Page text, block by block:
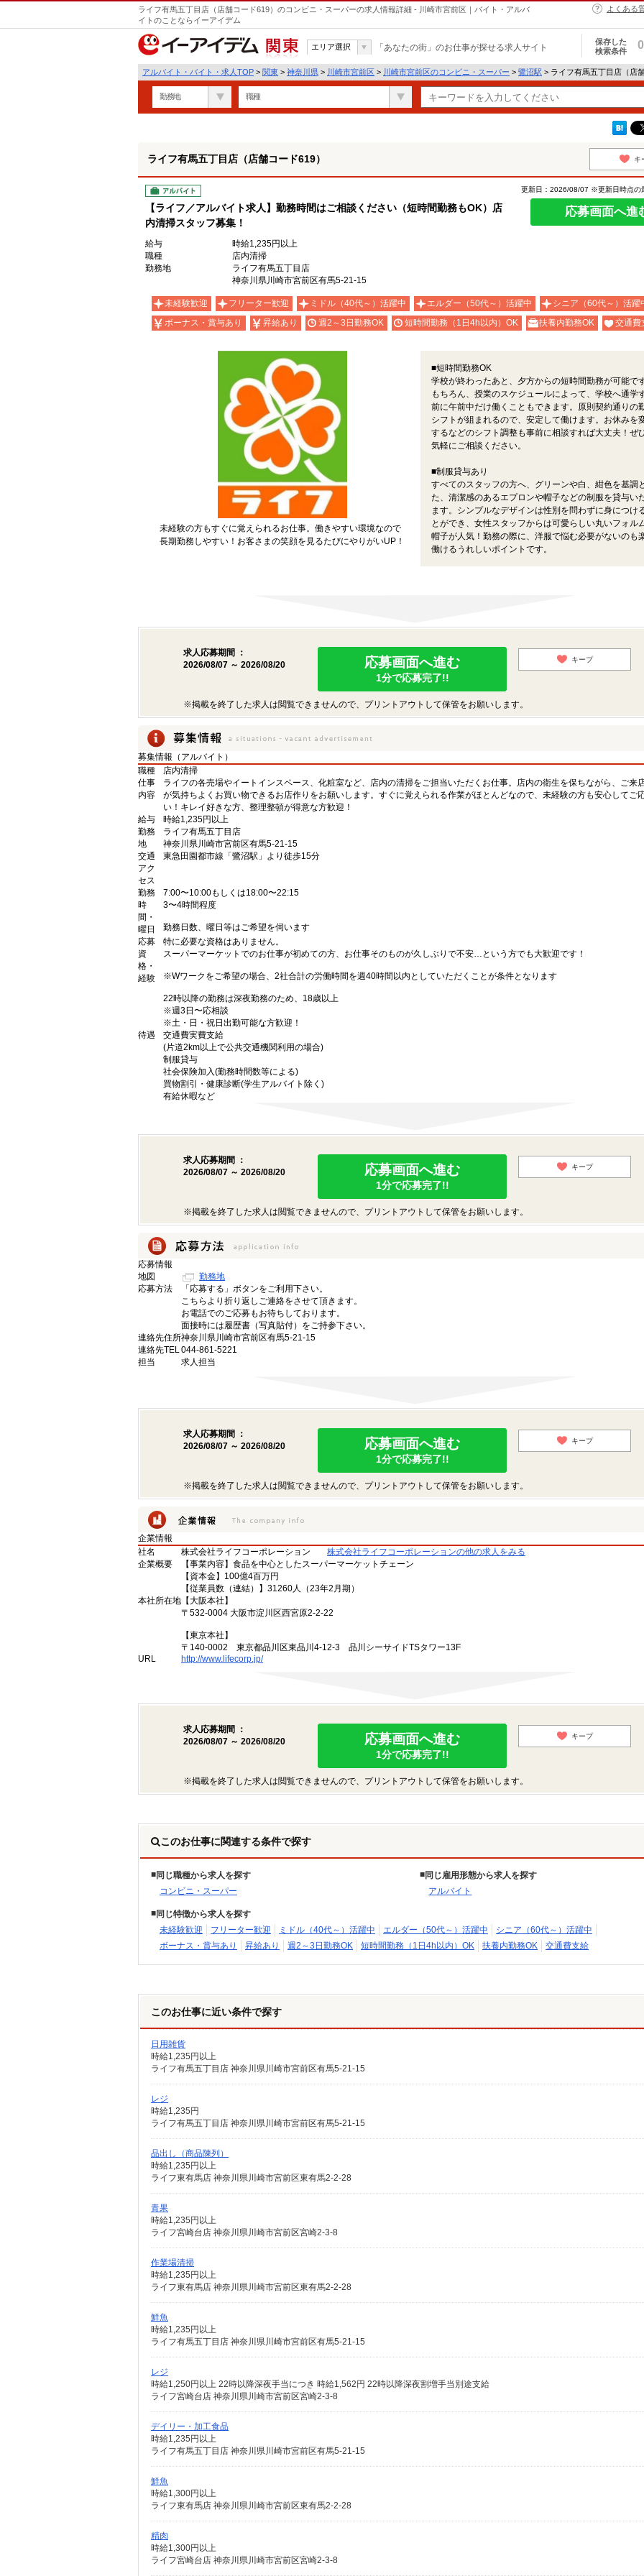
ライフ有馬五丁目店（店舗コード619）のコンビニ・スーパーの求人情報詳細 - 川崎市宮前区｜バイト・アルバ
イトのことならイーアイデム
よくある
関東
エリア選択 「あなたの街」のお仕事が探せる求人サイト
保存した
検索条件
0
アルバイト・バイト・求人TOP > 関東 > 神奈川県 > 川崎市宮前区 > 川崎市宮前区のコンビニ・スーパー > 鷺沼駅 > ライフ有馬五丁目店（店
勤務地 職種
ライフ有馬五丁目店（店舗コード619） キ
アルバイト
【ライフ／アルバイト求人】勤務時間はご相談ください（短時間勤務もOK）店
内清掃スタッフ募集！
更新日：2026/08/07 ※更新日時点の
応募画面へ進
給与
時給1,235円以上
職種
店内清掃
勤務地
ライフ有馬五丁目店
神奈川県川崎市宮前区有馬5-21-15
未経験歓迎 フリーター歓迎 ミドル（40代～）活躍中 エルダー（50代～）活躍中
シニア（60代～）活躍
ボーナス・賞与あり
昇給あり 週2～3日勤務OK 短時間勤務（1日4h以内）OK 扶養内勤務OK 交通費
未経験の方もすぐに覚えられるお仕事。働きやすい環境なので
長期勤務しやすい！お客さまの笑顔を見るたびにやりがいUP！
■短時間勤務OK
学校が終わったあと、夕方からの短時間勤務が可能です
もちろん、授業のスケジュールによって、学校へ通学
前に午前中だけ働くこともできます。原則契約通りの
シフトが組まれるので、安定して働けます。お休みを
するなどのシフト調整も事前に相談すれば大丈夫！ぜ
気軽にご相談ください。
■制服貸与あり
すべてのスタッフの方へ、グリーンや白、紺色を基調
た、清潔感のあるエプロンや帽子などの制服を貸与い
ます。シンプルなデザインは性別を問わずに身につけ
とができ、女性スタッフからは可愛らしい丸いフォル
帽子が人気！勤務の際に、洋服で悩む必要がないのも
働けるうれしいポイントです。
求人応募期間 ：
2026/08/07 ～ 2026/08/20
応募画面へ進む
1分で応募完了!!
キープ
※掲載を終了した求人は閲覧できませんので、プリントアウトして保管をお願いします。
募集情報（アルバイト）
職種
店内清掃
仕事
内容
ライフの各売場やイートインスペース、化粧室など、店内の清掃をご担当いただくお仕事。店内の衛生を保ちながら、ご来
が気持ちよくお買い物できるお店作りをお願いします。すぐに覚えられる作業がほとんどなので、未経験の方も安心してご
い！キレイ好きな方、整理整頓が得意な方歓迎！
給与
時給1,235円以上
勤務
地
ライフ有馬五丁目店
神奈川県川崎市宮前区有馬5-21-15
交通
アク
セス
東急田園都市線「鷺沼駅」より徒歩15分
勤務
時
間・
曜日
7:00〜10:00もしくは18:00〜22:15
3〜4時間程度
勤務日数、曜日等はご希望を伺います
応募
資
格・
経験
特に必要な資格はありません。
スーパーマーケットでのお仕事が初めての方、お仕事そのものが久しぶりで不安…という方でも大歓迎です！
※Wワークをご希望の場合、2社合計の労働時間を週40時間以内としていただくことが条件となります
22時以降の勤務は深夜勤務のため、18歳以上
※週3日〜応相談
※土・日・祝日出勤可能な方歓迎！
待遇
交通費実費支給
(片道2km以上で公共交通機関利用の場合)
制服貸与
社会保険加入(勤務時間数等による)
買物割引・健康診断(学生アルバイト除く)
有給休暇など
求人応募期間 ：
2026/08/07 ～ 2026/08/20
応募画面へ進む
1分で応募完了!!
キープ
※掲載を終了した求人は閲覧できませんので、プリントアウトして保管をお願いします。
応募情報
地図
勤務地
応募方法
「応募する」ボタンをご利用下さい。
こちらより折り返しご連絡をさせて頂きます。
お電話でのご応募もお待ちしております。
面接時には履歴書（写真貼付）をご持参下さい。
連絡先住所神奈川県川崎市宮前区有馬5-21-15
連絡先TEL044-861-5221
担当
求人担当
求人応募期間 ：
2026/08/07 ～ 2026/08/20
応募画面へ進む
1分で応募完了!!
キープ
※掲載を終了した求人は閲覧できませんので、プリントアウトして保管をお願いします。
企業情報
社名
株式会社ライフコーポレーション
株式会社ライフコーポレーションの他の求人をみる
企業概要
【事業内容】食品を中心としたスーパーマーケットチェーン
【資本金】100億4百万円
【従業員数（連結）】31260人（23年2月期）
本社所在地 【大阪本社】
〒532-0004 大阪市淀川区西宮原2-2-22
【東京本社】
〒140-0002 東京都品川区東品川4-12-3 品川シーサイドTSタワー13F
URL
http://www.lifecorp.jp/
求人応募期間 ：
2026/08/07 ～ 2026/08/20
応募画面へ進む
1分で応募完了!!
キープ
※掲載を終了した求人は閲覧できませんので、プリントアウトして保管をお願いします。
このお仕事に関連する条件で探す
同じ職種から求人を探す
コンビニ・スーパー
同じ雇用形態から求人を探す
アルバイト
同じ特徴から求人を探す
未経験歓迎
フリーター歓迎 ミドル（40代～）活躍中 エルダー（50代～）活躍中
シニア（60代～）活躍中
ボーナス・賞与あり
昇給あり 週2～3日勤務OK 短時間勤務（1日4h以内）OK 扶養内勤務OK 交通費支給
このお仕事に近い条件で探す
日用雑貨
時給1,235円以上
ライフ有馬五丁目店 神奈川県川崎市宮前区有馬5-21-15
レジ
時給1,235円
ライフ有馬五丁目店 神奈川県川崎市宮前区有馬5-21-15
品出し（商品陳列）
時給1,235円以上
ライフ東有馬店 神奈川県川崎市宮前区東有馬2-2-28
青果
時給1,235円以上
ライフ宮崎台店 神奈川県川崎市宮前区宮崎2-3-8
作業場清掃
時給1,235円以上
ライフ東有馬店 神奈川県川崎市宮前区東有馬2-2-28
鮮魚
時給1,235円以上
ライフ有馬五丁目店 神奈川県川崎市宮前区有馬5-21-15
レジ
時給1,250円以上 22時以降深夜手当につき 時給1,562円 22時以降深夜割増手当別途支給
ライフ宮崎台店 神奈川県川崎市宮前区宮崎2-3-8
デイリー・加工食品
時給1,235円以上
ライフ有馬五丁目店 神奈川県川崎市宮前区有馬5-21-15
鮮魚
時給1,300円以上
ライフ東有馬店 神奈川県川崎市宮前区東有馬2-2-28
精肉
時給1,300円以上
ライフ宮崎台店 神奈川県川崎市宮前区宮崎2-3-8